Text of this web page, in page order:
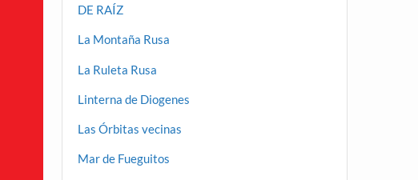
DE RAÍZ
La Montaña Rusa
La Ruleta Rusa
Linterna de Diogenes
Las Órbitas vecinas
Mar de Fueguitos